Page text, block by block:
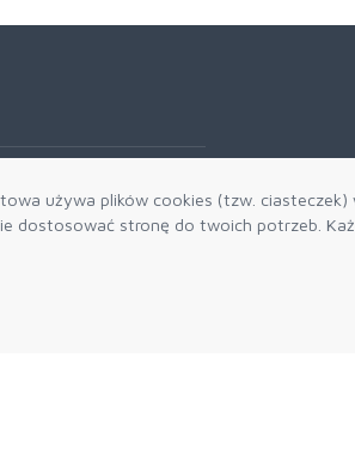
używa plików cookies (tzw.
dostosować stronę do twoich potrzeb.